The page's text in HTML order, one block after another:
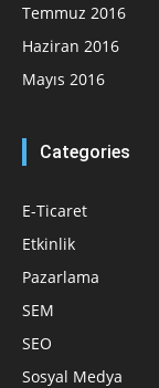
Temmuz 2016
Haziran 2016
Mayıs 2016
Categories
E-Ticaret
Etkinlik
Pazarlama
SEM
SEO
Sosyal Medya